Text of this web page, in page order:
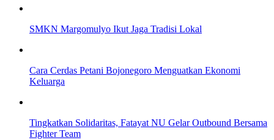
SMKN Margomulyo Ikut Jaga Tradisi Lokal
Cara Cerdas Petani Bojonegoro Menguatkan Ekonomi
Keluarga
Tingkatkan Solidaritas, Fatayat NU Gelar Outbound Bersama
Fighter Team